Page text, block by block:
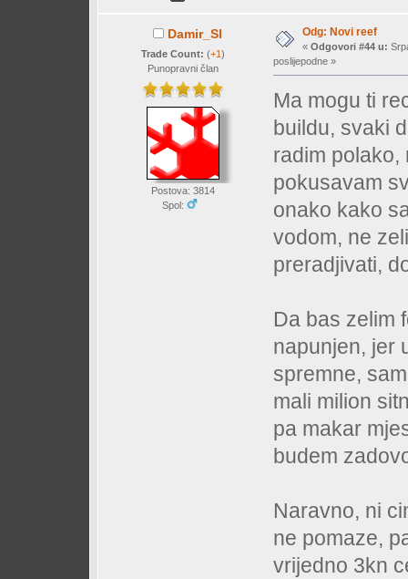
Damir_Sl
Trade Count: (+1)
Punopravni član
Postova: 3814
Spol:
Odg: Novi reef
« Odgovori #44 u:
poslijepodne »
Ma mogu ti
buildu, svaki
radim polako,
pokusavam
onako kako
vodom, ne
preradjivati,
Da bas zelim
napunjen, jer
spremne,
mali milion
pa makar
budem
Naravno, ni
ne pomaze,
vrijedno 3kn